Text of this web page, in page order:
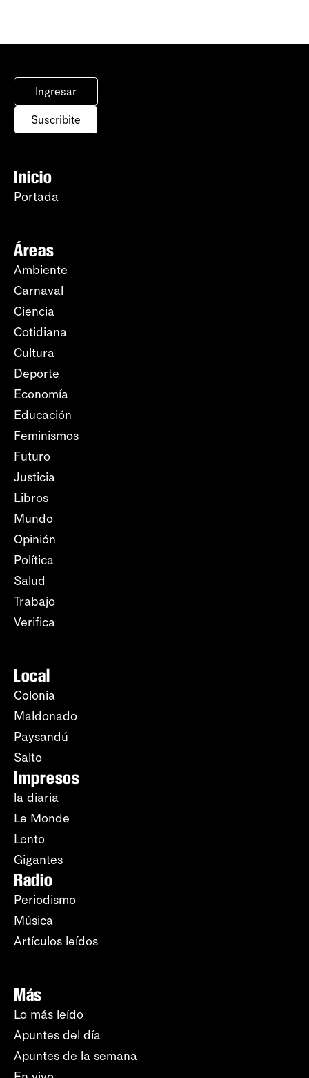
Ingresar
Suscribite
Inicio
Portada
Áreas
Ambiente
Carnaval
Ciencia
Cotidiana
Cultura
Deporte
Economía
Educación
Feminismos
Futuro
Justicia
Libros
Mundo
Opinión
Política
Salud
Trabajo
Verifica
Local
Colonia
Maldonado
Paysandú
Salto
Impresos
la diaria
Le Monde
Lento
Gigantes
Radio
Periodismo
Música
Artículos leídos
Más
Lo más leído
Apuntes del día
Apuntes de la semana